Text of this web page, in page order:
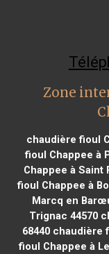
Zone
chaudière fioul
fioul Chappee à
Chappee à Saint
fioul Chappee à
Marcq en
Trignac 44570
68440 chaudière
fioul Chappee à